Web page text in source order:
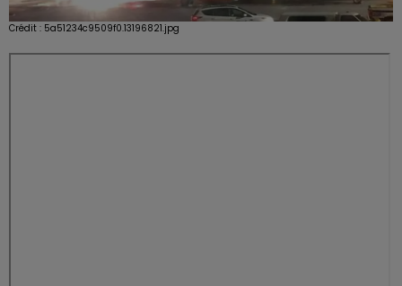
Crédit : 5a51234c9509f0.13196821.jpg